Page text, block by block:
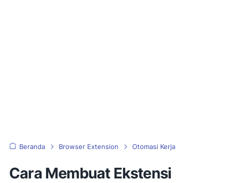
Beranda Browser Extension Otomasi Kerja
Cara Membuat Ekstensi